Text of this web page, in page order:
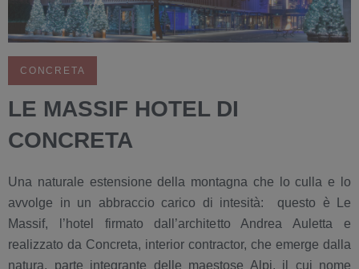
CONCRETA
LE MASSIF HOTEL DI
CONCRETA
Una naturale estensione della montagna che lo culla e lo
avvolge in un abbraccio carico di intesità: questo è Le
Massif, l’hotel firmato dall’architetto Andrea Auletta e
realizzato da Concreta, interior contractor, che emerge dalla
natura, parte integrante delle maestose Alpi, il cui nome